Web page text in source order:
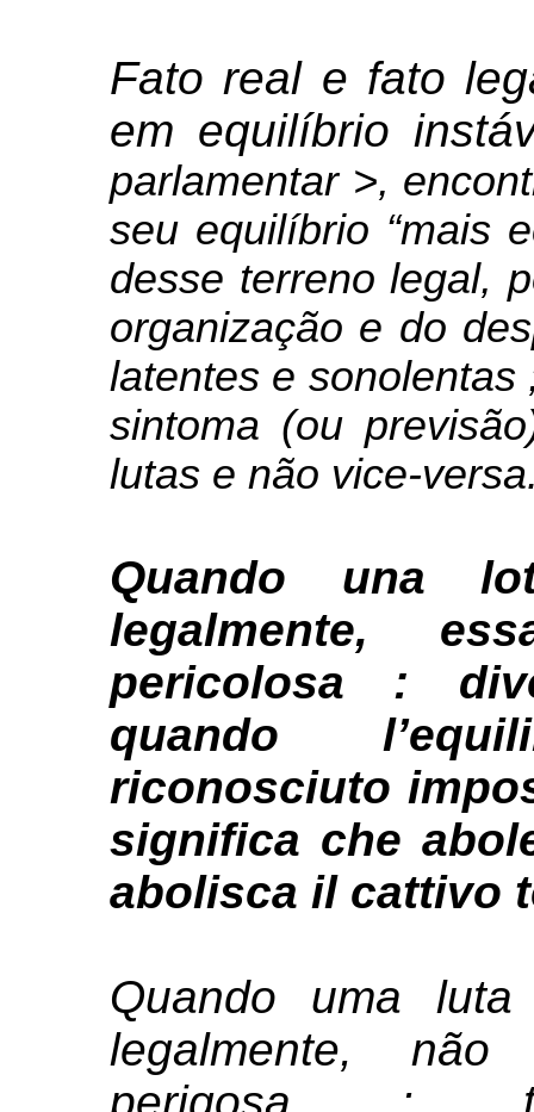
Fato real e fato
em equilíbrio
parlamentar >,
seu equilíbrio “mais
desse terreno legal,
organização e do
latentes e
sintoma (ou
lutas e não vice-
Quando una
legalmente,
pericolosa :
quando
riconosciuto
significa che
abolisca il cattivo
Quando uma
legalmente,
perigosa :